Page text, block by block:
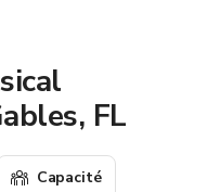
FL
Capacité